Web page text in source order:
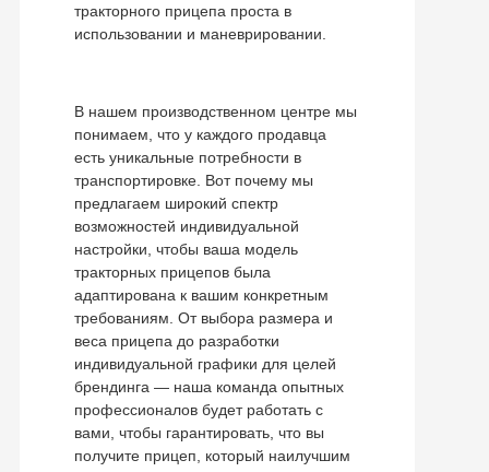
тракторного прицепа проста в
использовании и маневрировании.
В нашем производственном центре мы
понимаем, что у каждого продавца
есть уникальные потребности в
транспортировке. Вот почему мы
предлагаем широкий спектр
возможностей индивидуальной
настройки, чтобы ваша модель
тракторных прицепов была
адаптирована к вашим конкретным
требованиям. От выбора размера и
веса прицепа до разработки
индивидуальной графики для целей
брендинга — наша команда опытных
профессионалов будет работать с
вами, чтобы гарантировать, что вы
получите прицеп, который наилучшим